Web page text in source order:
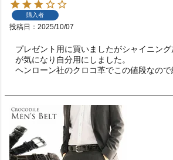
購入者
投稿日 2025/10/07
プレゼント用に買いましたがシャイニン
が気になり自分用にしました。
ヘンローン社のクロコ革でこの値段なので